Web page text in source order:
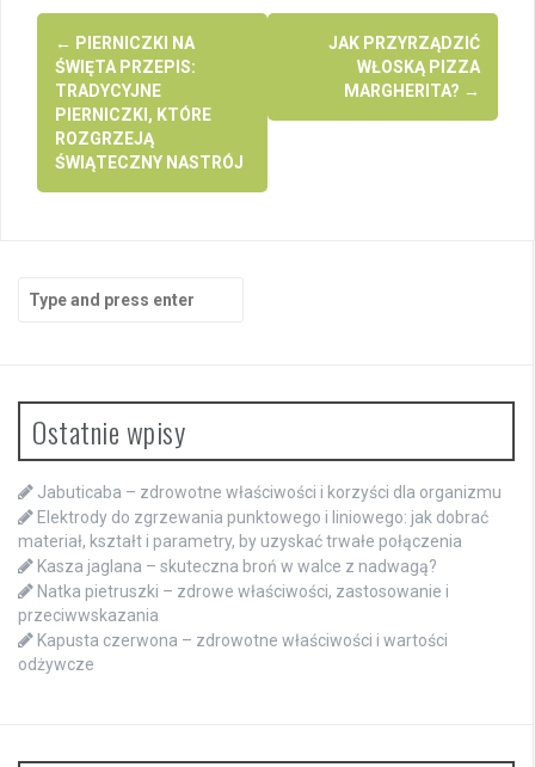
Post
navigation
← PIERNICZKI NA
ŚWIĘTA PRZEPIS:
TRADYCYJNE
PIERNICZKI, KTÓRE
ROZGRZEJĄ
ŚWIĄTECZNY NASTRÓJ
JAK PRZYRZĄDZIĆ
WŁOSKĄ PIZZA
MARGHERITA? →
for:
Ostatnie wpisy
Jabuticaba – zdrowotne właściwości i korzyści dla organizmu
Elektrody do zgrzewania punktowego i liniowego: jak dobrać
materiał, kształt i parametry, by uzyskać trwałe połączenia
Kasza jaglana – skuteczna broń w walce z nadwagą?
Natka pietruszki – zdrowe właściwości, zastosowanie i
przeciwwskazania
Kapusta czerwona – zdrowotne właściwości i wartości
odżywcze